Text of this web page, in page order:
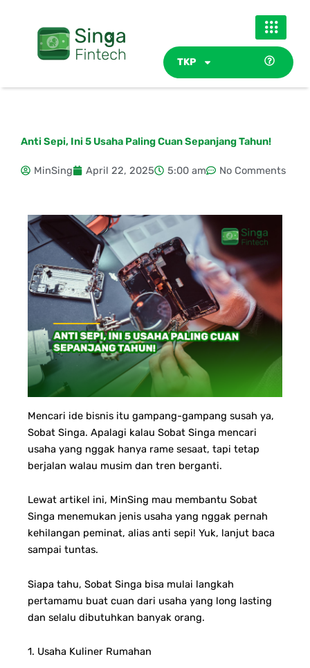
TKP
Anti Sepi, Ini 5 Usaha Paling Cuan Sepanjang Tahun!
MinSing April 22, 2025 5:00 am No Comments
Mencari ide bisnis itu gampang-gampang susah ya,
Sobat Singa. Apalagi kalau Sobat Singa mencari
usaha yang nggak hanya rame sesaat, tapi tetap
berjalan walau musim dan tren berganti.
Lewat artikel ini, MinSing mau membantu Sobat
Singa menemukan jenis usaha yang nggak pernah
kehilangan peminat, alias anti sepi! Yuk, lanjut baca
sampai tuntas.
Siapa tahu, Sobat Singa bisa mulai langkah
pertamamu buat cuan dari usaha yang long lasting
dan selalu dibutuhkan banyak orang.
1. Usaha Kuliner Rumahan